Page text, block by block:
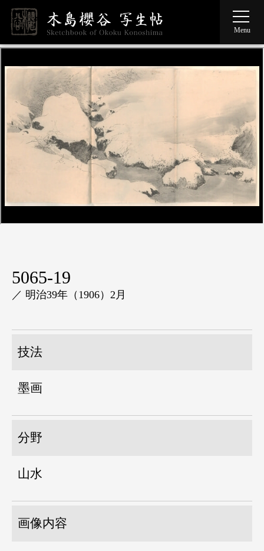
5065-19
／ 明治39年（1906）2月
技法
墨画
分野
山水
画像内容